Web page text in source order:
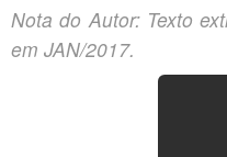
Nota do Autor: Texto
em JAN/2017.